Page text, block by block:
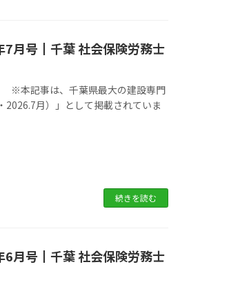
7月号┃千葉 社会保険労務士
の建設専門
月）」として掲載されていま
続きを読む
6月号┃千葉 社会保険労務士